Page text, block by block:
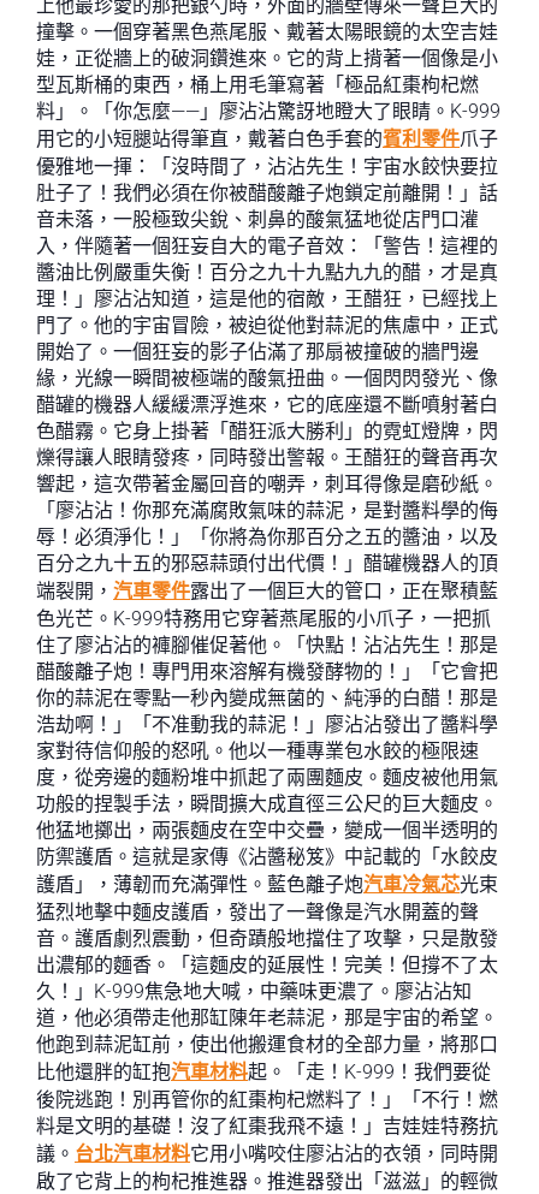
上他最珍愛的那把銀勺時，外面的牆壁傳來一聲巨大的
撞擊。一個穿著黑色燕尾服、戴著太陽眼鏡的太空吉娃
娃，正從牆上的破洞鑽進來。它的背上揹著一個像是小
型瓦斯桶的東西，桶上用毛筆寫著「極品紅棗枸杞燃
料」。「你怎麼——」廖沾沾驚訝地瞪大了眼睛。K-999
用它的小短腿站得筆直，戴著白色手套的賓利零件爪子
優雅地一揮：「沒時間了，沾沾先生！宇宙水餃快要拉
肚子了！我們必須在你被醋酸離子炮鎖定前離開！」話
音未落，一股極致尖銳、刺鼻的酸氣猛地從店門口灌
入，伴隨著一個狂妄自大的電子音效：「警告！這裡的
醬油比例嚴重失衡！百分之九十九點九九的醋，才是真
理！」廖沾沾知道，這是他的宿敵，王醋狂，已經找上
門了。他的宇宙冒險，被迫從他對蒜泥的焦慮中，正式
開始了。一個狂妄的影子佔滿了那扇被撞破的牆門邊
緣，光線一瞬間被極端的酸氣扭曲。一個閃閃發光、像
醋罐的機器人緩緩漂浮進來，它的底座還不斷噴射著白
色醋霧。它身上掛著「醋狂派大勝利」的霓虹燈牌，閃
爍得讓人眼睛發疼，同時發出警報。王醋狂的聲音再次
響起，這次帶著金屬回音的嘲弄，刺耳得像是磨砂紙。
「廖沾沾！你那充滿腐敗氣味的蒜泥，是對醬料學的侮
辱！必須淨化！」「你將為你那百分之五的醬油，以及
百分之九十五的邪惡蒜頭付出代價！」醋罐機器人的頂
端裂開， 汽車零件露出了一個巨大的管口，正在聚積藍
色光芒。K-999特務用它穿著燕尾服的小爪子，一把抓
住了廖沾沾的褲腳催促著他。「快點！沾沾先生！那是
醋酸離子炮！專門用來溶解有機發酵物的！」「它會把
你的蒜泥在零點一秒內變成無菌的、純淨的白醋！那是
浩劫啊！」「不准動我的蒜泥！」廖沾沾發出了醬料學
家對待信仰般的怒吼。他以一種專業包水餃的極限速
度，從旁邊的麵粉堆中抓起了兩團麵皮。麵皮被他用氣
功般的捏製手法，瞬間擴大成直徑三公尺的巨大麵皮。
他猛地擲出，兩張麵皮在空中交疊，變成一個半透明的
防禦護盾。這就是家傳《沾醬秘笈》中記載的「水餃皮
護盾」，薄韌而充滿彈性。藍色離子炮汽車冷氣芯光束
猛烈地擊中麵皮護盾，發出了一聲像是汽水開蓋的聲
音。護盾劇烈震動，但奇蹟般地擋住了攻擊，只是散發
出濃郁的麵香。「這麵皮的延展性！完美！但撐不了太
久！」K-999焦急地大喊，中藥味更濃了。廖沾沾知
道，他必須帶走他那缸陳年老蒜泥，那是宇宙的希望。
他跑到蒜泥缸前，使出他搬運食材的全部力量，將那口
比他還胖的缸抱汽車材料起。「走！K-999！我們要從
後院逃跑！別再管你的紅棗枸杞燃料了！」「不行！燃
料是文明的基礎！沒了紅棗我飛不遠！」吉娃娃特務抗
議。 台北汽車材料它用小嘴咬住廖沾沾的衣領，同時開
啟了它背上的枸杞推進器。推進器發出「滋滋」的輕微